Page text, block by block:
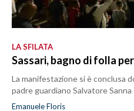
LA SFILATA
Sassari, bagno di folla
La manifestazione si è conclusa
padre guardiano Salvatore Sanna
Emanuele Floris